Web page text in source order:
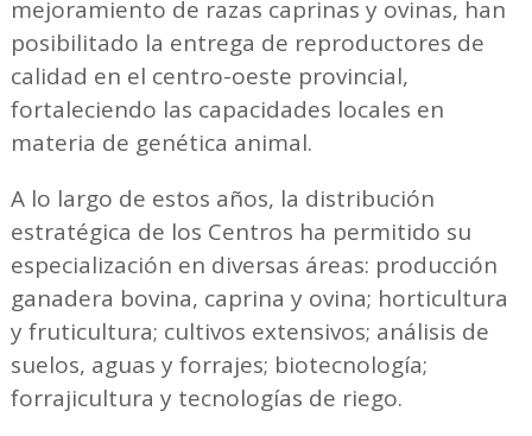
mejoramiento de razas caprinas y ovinas, han
posibilitado la entrega de reproductores de
calidad en el centro-oeste provincial,
fortaleciendo las capacidades locales en
materia de genética animal.
A lo largo de estos años, la distribución
estratégica de los Centros ha permitido su
especialización en diversas áreas: producción
ganadera bovina, caprina y ovina; horticultura
y fruticultura; cultivos extensivos; análisis de
suelos, aguas y forrajes; biotecnología;
forrajicultura y tecnologías de riego.